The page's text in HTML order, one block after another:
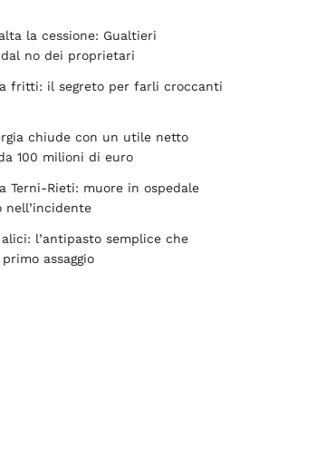
la cessione: Gualtieri
dal no dei proprietari
fritti: il segreto per farli croccanti
chiude con un utile netto
100 milioni di euro
Terni-Rieti: muore in ospedale
nell’incidente
l’antipasto semplice che
assaggio